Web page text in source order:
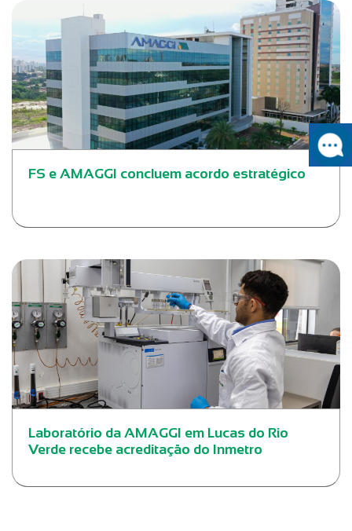
FS e AMAGGI concluem acordo estratégico
Laboratório da AMAGGI em Lucas do Rio
Verde recebe acreditação do Inmetro